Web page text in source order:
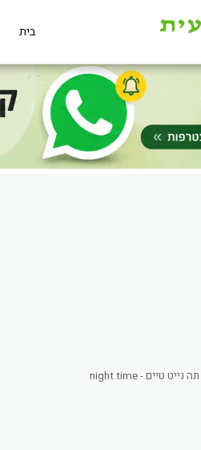
בית
תה נייט טיים - night time